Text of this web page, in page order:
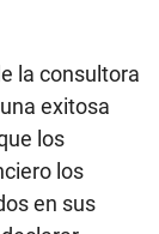
la consultora
exitosa
los
los
en sus